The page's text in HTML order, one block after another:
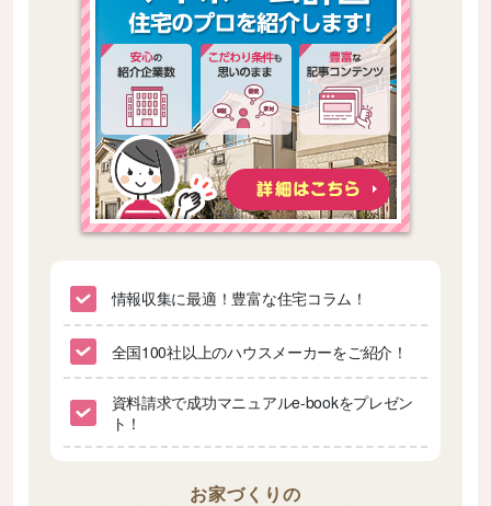
情報収集に最適！豊富な住宅コラム！
全国100社以上のハウスメーカーをご紹介！
資料請求で成功マニュアルe-bookをプレゼン
ト！
お家づくりの